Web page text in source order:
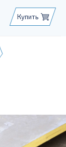
Купить